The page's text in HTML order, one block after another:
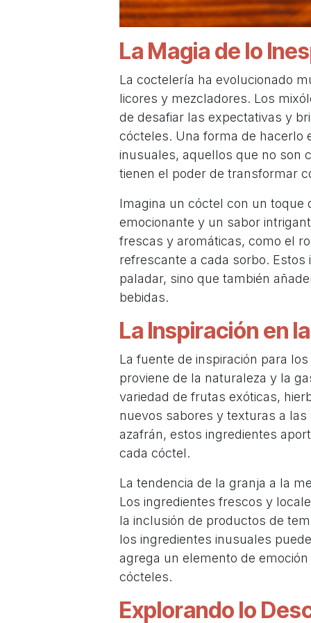
La Magia de lo
La coctelería ha evolucionado
licores y mezcladores. Los
de desafiar las expectativas y
cócteles. Una forma de hacerlo
inusuales, aquellos que no son
tienen el poder de transformar
Imagina un cóctel con un toque
emocionante y un sabor
frescas y aromáticas, como el
refrescante a cada sorbo.
paladar, sino que también
bebidas.
La Inspiración en
La fuente de inspiración para
proviene de la naturaleza y la
variedad de frutas exóticas,
nuevos sabores y texturas a
azafrán, estos ingredientes
cada cóctel.
La tendencia de la granja a la
Los ingredientes frescos y
la inclusión de productos de
los ingredientes inusuales
agrega un elemento de
cócteles.
Explorando lo